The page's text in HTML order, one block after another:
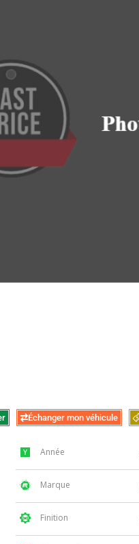
Échanger mon véhicule
Année
Marque
Finition